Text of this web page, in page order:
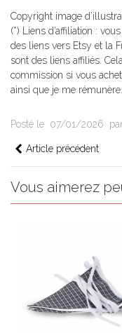
Copyright image
(*) Liens d’affiliation :
des liens vers Etsy et la
sont des liens affiliés.
commission si vous
ainsi que je me rémunère.
Posté le 07/01/2026
Article précédent
Vous aimerez